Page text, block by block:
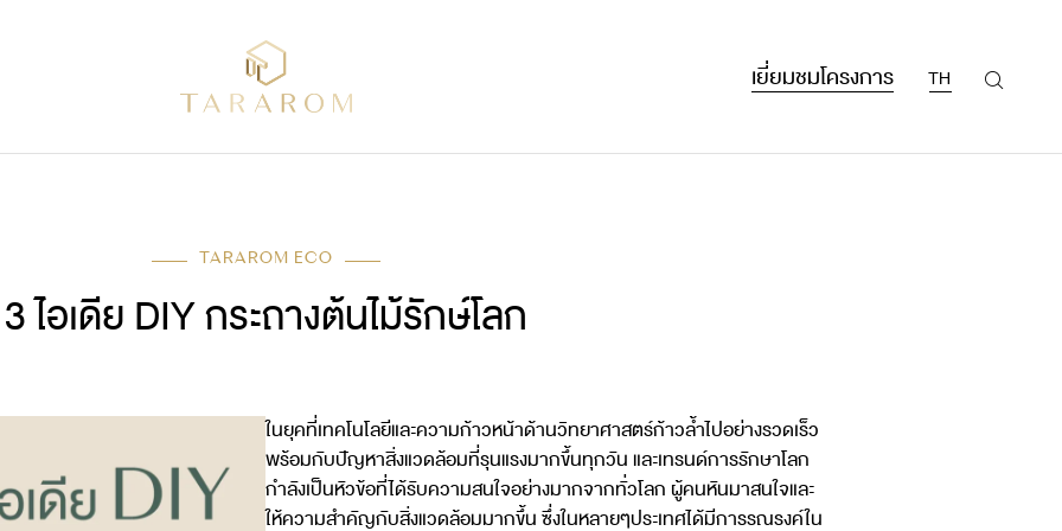
เยี่ยมชมโครงการ TH
TARAROM ECO
3 ไอเดีย DIY กระถางต้นไม้รักษ์โลก
ในยุคที่เทคโนโลยีและความก้าวหน้าด้านวิทยาศาสตร์ก้าวล้ำไปอย่างรวดเร็ว
พร้อมกับปัญหาสิ่งแวดล้อมที่รุนแรงมากขึ้นทุกวัน และเทรนด์การรักษาโลก
กำลังเป็นหัวข้อที่ได้รับความสนใจอย่างมากจากทั่วโลก ผู้คนหันมาสนใจและ
ให้ความสำคัญกับสิ่งแวดล้อมมากขึ้น ซึ่งในหลายๆประเทศได้มีการรณรงค์ใน